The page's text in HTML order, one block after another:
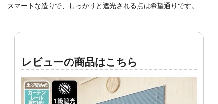
スマートな造りで、しっかりと遮光される点は希望通りです。
レビューの商品はこちら